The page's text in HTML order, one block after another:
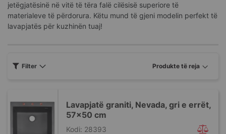
jetëgjatësinë në vitë të tëra falë cilësisë superiore të
materialeve të përdorura. Këtu mund të gjeni modelin perfekt të
lavapjatës për kuzhinën tuaj!
Lavapjatë graniti, Nevada, gri e errët,
57x50 cm
Kodi: 28393
Filter